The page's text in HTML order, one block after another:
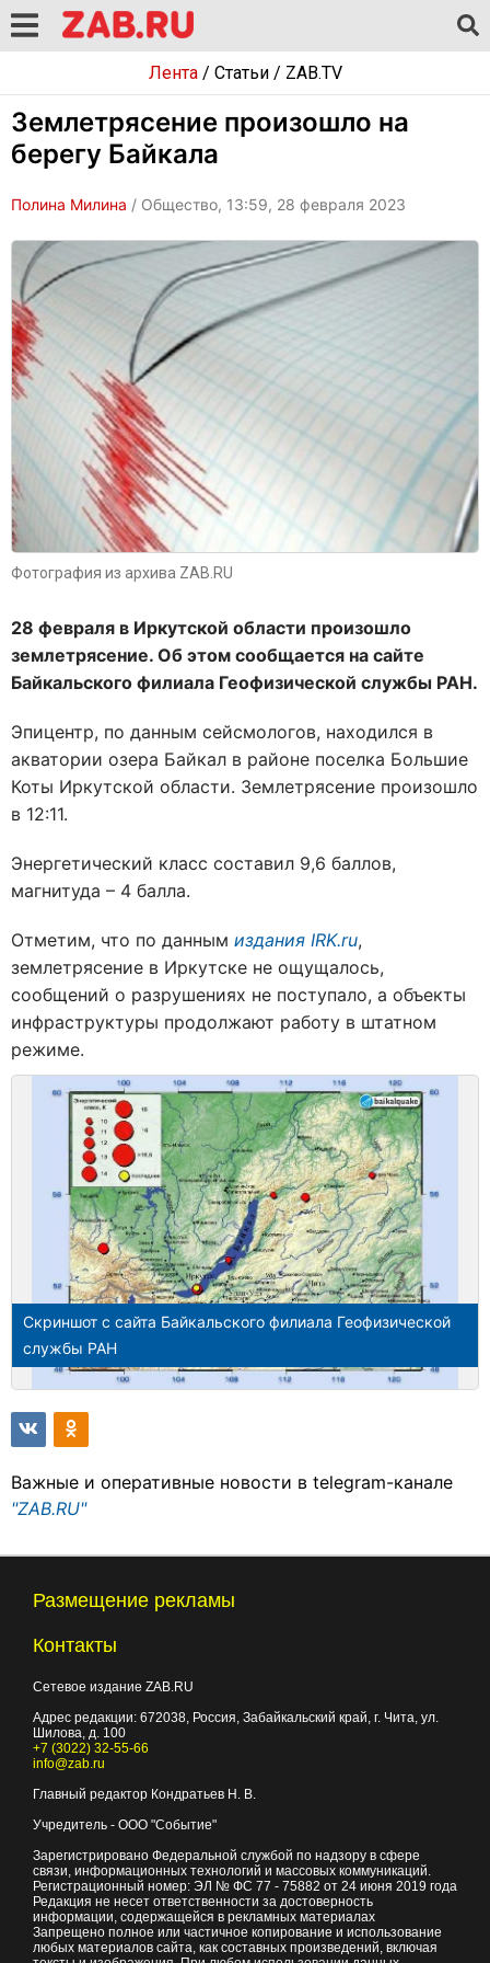
Лента/ Статьи/ ZAB.TV
Землетрясение произошло на
берегу Байкала
Полина Милина / Общество, 13:59, 28 февраля 2023
Фотография из архива ZAB.RU
28 февраля в Иркутской области произошло
землетрясение. Об этом сообщается на сайте
Байкальского филиала Геофизической службы РАН.
Эпицентр, по данным сейсмологов, находился в
акватории озера Байкал в районе поселка Большие
Коты Иркутской области. Землетрясение произошло
в 12:11.
Энергетический класс составил 9,6 баллов,
магнитуда – 4 балла.
Отметим, что по данным издания IRK.ru,
землетрясение в Иркутске не ощущалось,
сообщений о разрушениях не поступало, а объекты
инфраструктуры продолжают работу в штатном
режиме.
Скриншот с сайта Байкальского филиала Геофизической
службы РАН
Важные и оперативные новости в telegram-канале
"ZAB.RU"
Размещение рекламы
Контакты
Сетевое издание ZAB.RU
Адрес редакции: 672038, Россия, Забайкальский край, г. Чита, ул.
Шилова, д. 100
+7 (3022) 32-55-66
info@zab.ru
Главный редактор Кондратьев Н. В.
Учредитель - ООО "Событие"
Зарегистрировано Федеральной службой по надзору в сфере
связи, информационных технологий и массовых коммуникаций.
Регистрационный номер: ЭЛ № ФС 77 - 75882 от 24 июня 2019 года
Редакция не несет ответственности за достоверность
информации, содержащейся в рекламных материалах
Запрещено полное или частичное копирование и использование
любых материалов сайта, как составных произведений, включая